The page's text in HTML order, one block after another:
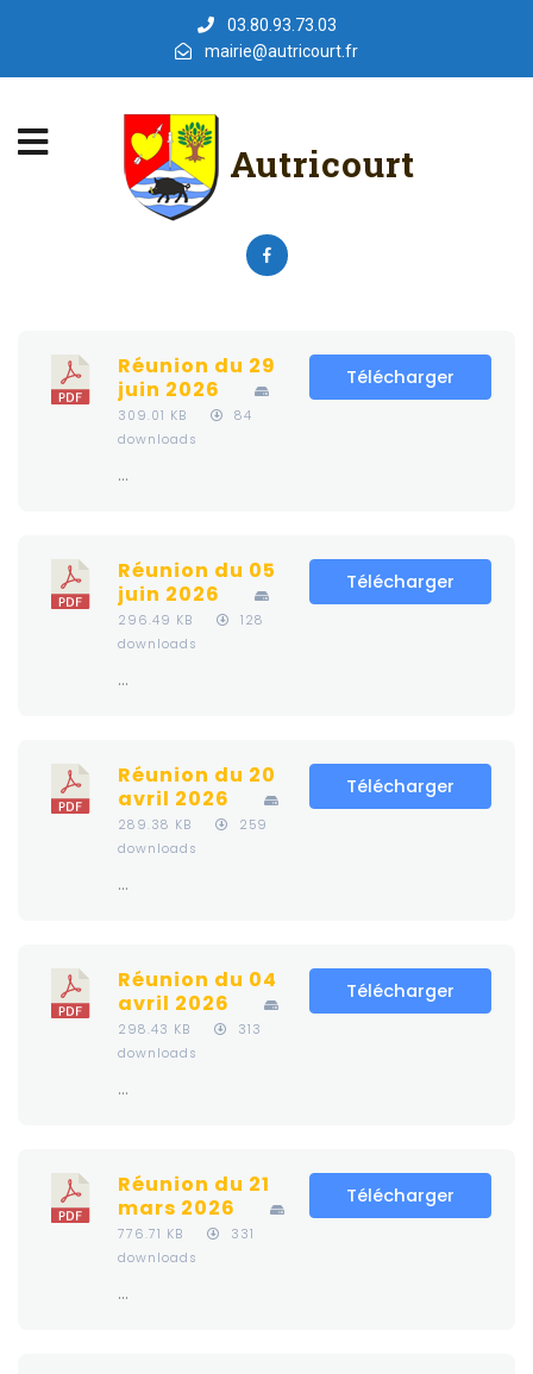
03.80.93.73.03
mairie@autricourt.fr
Autricourt
Réunion du 29
juin 2026
309.01 KB
84
downloads
...
Télécharger
Réunion du 05
juin 2026
296.49 KB
128
downloads
...
Télécharger
Réunion du 20
avril 2026
289.38 KB
259
downloads
...
Télécharger
Réunion du 04
avril 2026
298.43 KB
313
downloads
...
Télécharger
Réunion du 21
mars 2026
776.71 KB
331
downloads
...
Télécharger